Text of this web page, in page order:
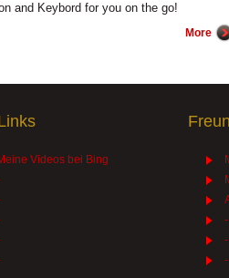
and Keybord for you on the go!
More
Videos bei Bing
-
-
-